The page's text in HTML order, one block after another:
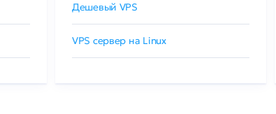
Дешевый VPS
VPS сервер на Linux